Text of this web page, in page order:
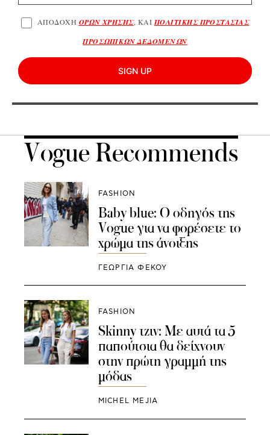
ΑΠΟΔΟΧΗ ΟΡΩΝ ΧΡΗΣΗΣ, ΚΑΙ ΠΟΛΙΤΙΚΗΣ ΠΡΟΣΤΑΣΙΑΣ
ΠΡΟΣΩΠΙΚΩΝ ΔΕΔΟΜΕΝΩΝ
SIGN UP
Vogue Recommends
FASHION
Baby blue: Ο οδηγός της
Vogue για να φορέσετε το
χρώμα της άνοιξης
ΓΕΩΡΓΙΑ ΦΕΚΟΥ
FASHION
Skinny τζιν: Με αυτά τα 5
παπούτσια θα δείχνουν
στην πρώτη γραμμή της
μόδας
MICHEL MEJIA